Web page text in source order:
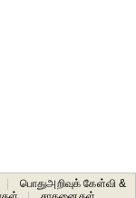
பொதுஅறிவுக் கேள்வி &